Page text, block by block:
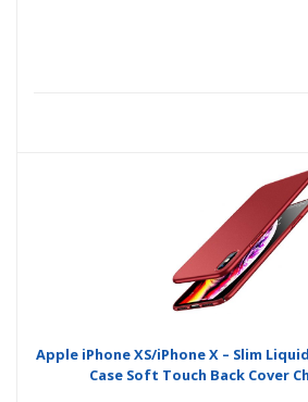
Apple iPhone XS/iPhone X – Slim
Case Soft Touch Back Cover